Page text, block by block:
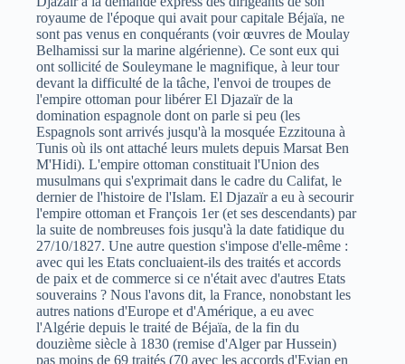
royaume de l'époque qui avait pour capitale Béjaïa, ne
sont pas venus en conquérants (voir œuvres de Moulay
Belhamissi sur la marine algérienne). Ce sont eux qui
ont sollicité de Souleymane le magnifique, à leur tour
devant la difficulté de la tâche, l'envoi de troupes de
l'empire ottoman pour libérer El Djazaïr de la
domination espagnole dont on parle si peu (les
Espagnols sont arrivés jusqu'à la mosquée Ezzitouna à
Tunis où ils ont attaché leurs mulets depuis Marsat Ben
M'Hidi). L'empire ottoman constituait l'Union des
musulmans qui s'exprimait dans le cadre du Califat, le
dernier de l'histoire de l'Islam. El Djazaïr a eu à secourir
l'empire ottoman et François 1er (et ses descendants) par
la suite de nombreuses fois jusqu'à la date fatidique du
27/10/1827. Une autre question s'impose d'elle-même :
avec qui les Etats concluaient-ils des traités et accords
de paix et de commerce si ce n'était avec d'autres Etats
souverains ? Nous l'avons dit, la France, nonobstant les
autres nations d'Europe et d'Amérique, a eu avec
l'Algérie depuis le traité de Béjaïa, de la fin du
douzième siècle à 1830 (remise d'Alger par Hussein)
pas moins de 69 traités (70 avec les accords d'Evian en